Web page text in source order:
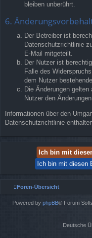
bleiben unberührt.
6.
Der Betreiber ist
Datenschutzrichtlinie
E-Mail mitgeteilt.
Der Nutzer ist
Falle des
dem Nutzer
Die Änderungen
Nutzer den
Informationen über den
Datenschutzrichtlinie
Foren-Übersicht
Powered by phpBB® Forum
Deutsche